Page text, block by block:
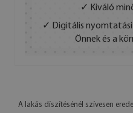
✓ Kiváló
✓ Digitális
Önnek és a
A lakás díszítésénél szívesen